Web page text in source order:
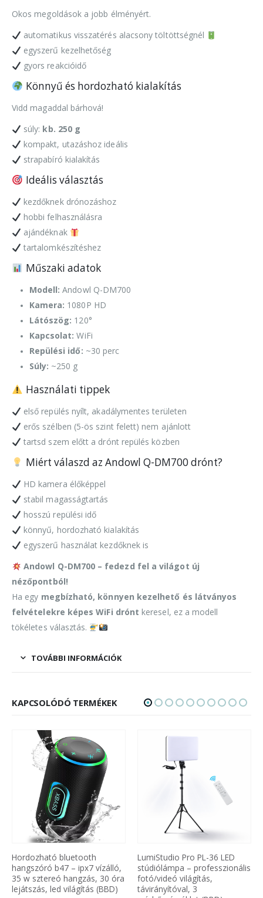
Okos megoldások a jobb élményért.
automatikus visszatérés alacsony töltöttségnél
egyszerű kezelhetőség
gyors reakcióidő
Könnyű és hordozható kialakítás
Vidd magaddal bárhová!
súly: kb. 250 g
kompakt, utazáshoz ideális
strapabíró kialakítás
Ideális választás
kezdőknek drónozáshoz
hobbi felhasználásra
ajándéknak
tartalomkészítéshez
Műszaki adatok
Modell: Andowl Q-DM700
Kamera: 1080P HD
Látószög: 120°
Kapcsolat: WiFi
Repülési idő: ~30 perc
Súly: ~250 g
Használati tippek
első repülés nyílt, akadálymentes területen
erős szélben (5-ös szint felett) nem ajánlott
tartsd szem előtt a drónt repülés közben
Miért válaszd az Andowl Q-DM700 drónt?
HD kamera élőképpel
stabil magasságtartás
hosszú repülési idő
könnyű, hordozható kialakítás
egyszerű használat kezdőknek is
Andowl Q-DM700 – fedezd fel a világot új
nézőpontból!
Ha egy megbízható, könnyen kezelhető és látványos
felvételekre képes WiFi drónt keresel, ez a modell
tökéletes választás.
TOVÁBBI INFORMÁCIÓK
KAPCSOLÓDÓ TERMÉKEK
Hordozható bluetooth
hangszóró b47 – ipx7 vízálló,
35 w sztereó hangzás, 30 óra
lejátszás, led világítás (BBD)
LumiStudio Pro PL-36 LED
stúdiólámpa – professzionális
fotó/videó világítás,
távirányítóval, 3